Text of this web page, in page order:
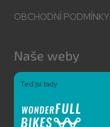
OBCHODNÍ PODMÍNKY
Naše weby
Teď jsi tady